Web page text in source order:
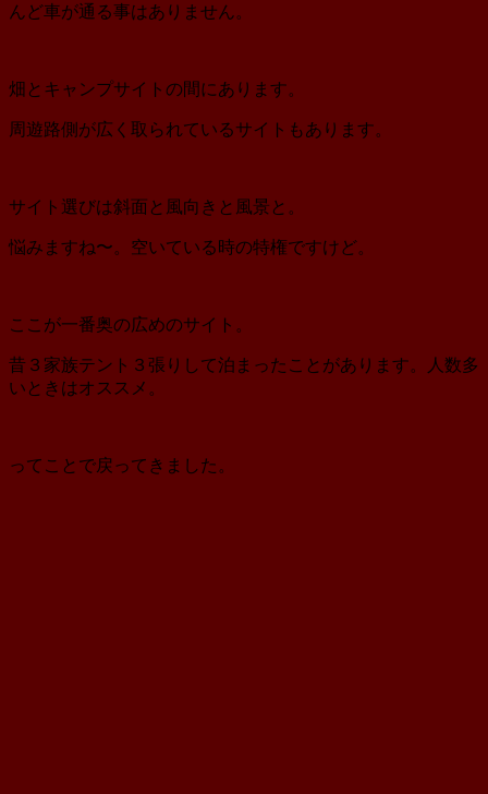
んど車が通る事はありません。
畑とキャンプサイトの間にあります。
周遊路側が広く取られているサイトもあります。
サイト選びは斜面と風向きと風景と。
悩みますね〜。空いている時の特権ですけど。
ここが一番奥の広めのサイト。
昔３家族テント３張りして泊まったことがあります。人数多
いときはオススメ。
ってことで戻ってきました。